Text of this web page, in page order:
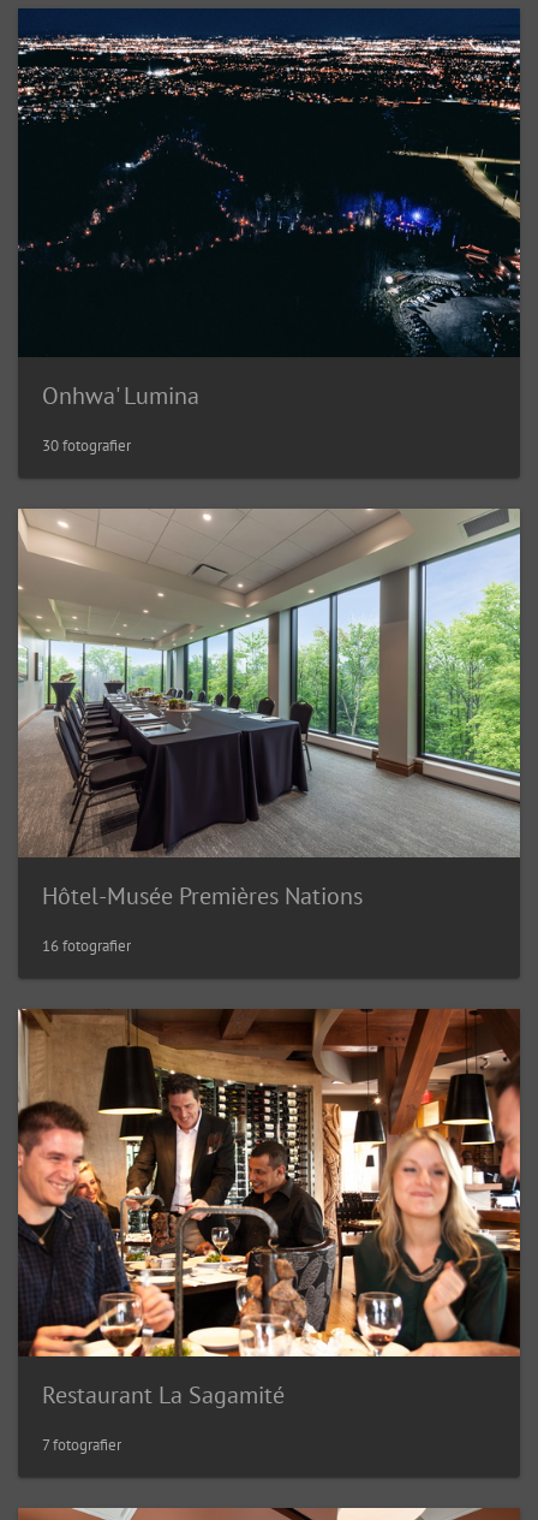
Onhwa' Lumina
30 fotografier
Hôtel-Musée Premières Nations
16 fotografier
Restaurant La Sagamité
7 fotografier